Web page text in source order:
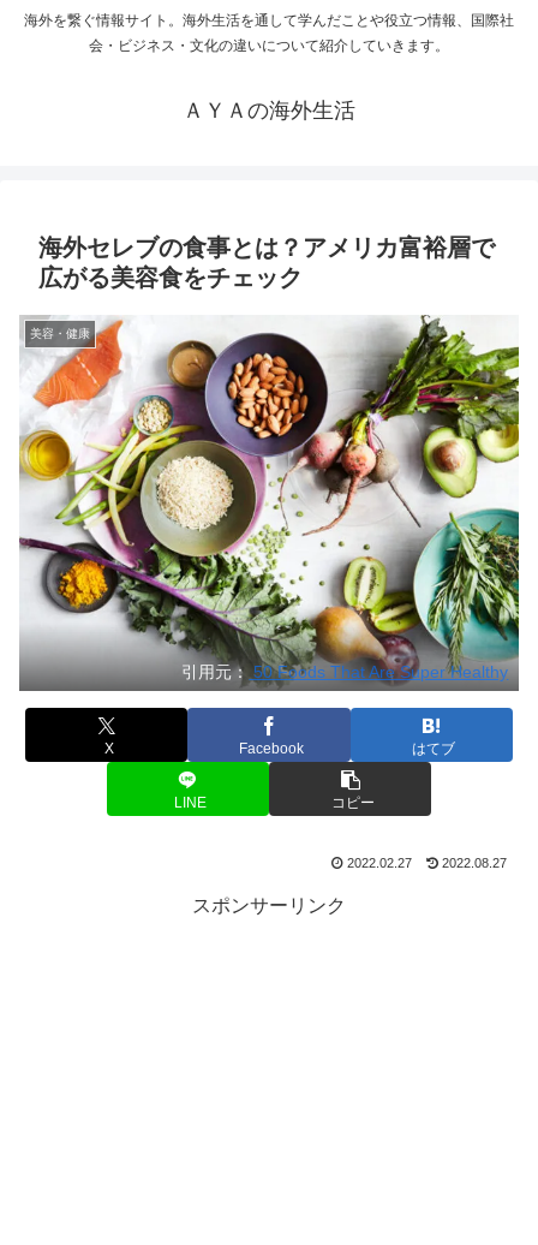
海外を繋ぐ情報サイト。海外生活を通して学んだことや役立つ情報、国際社
会・ビジネス・文化の違いについて紹介していきます。
ＡＹＡの海外生活
海外セレブの食事とは？アメリカ富裕層で
広がる美容食をチェック
美容・健康
引用元： 50 Foods That Are Super Healthy
X Facebook はてブ
LINE コピー
2022.02.27 2022.08.27
スポンサーリンク